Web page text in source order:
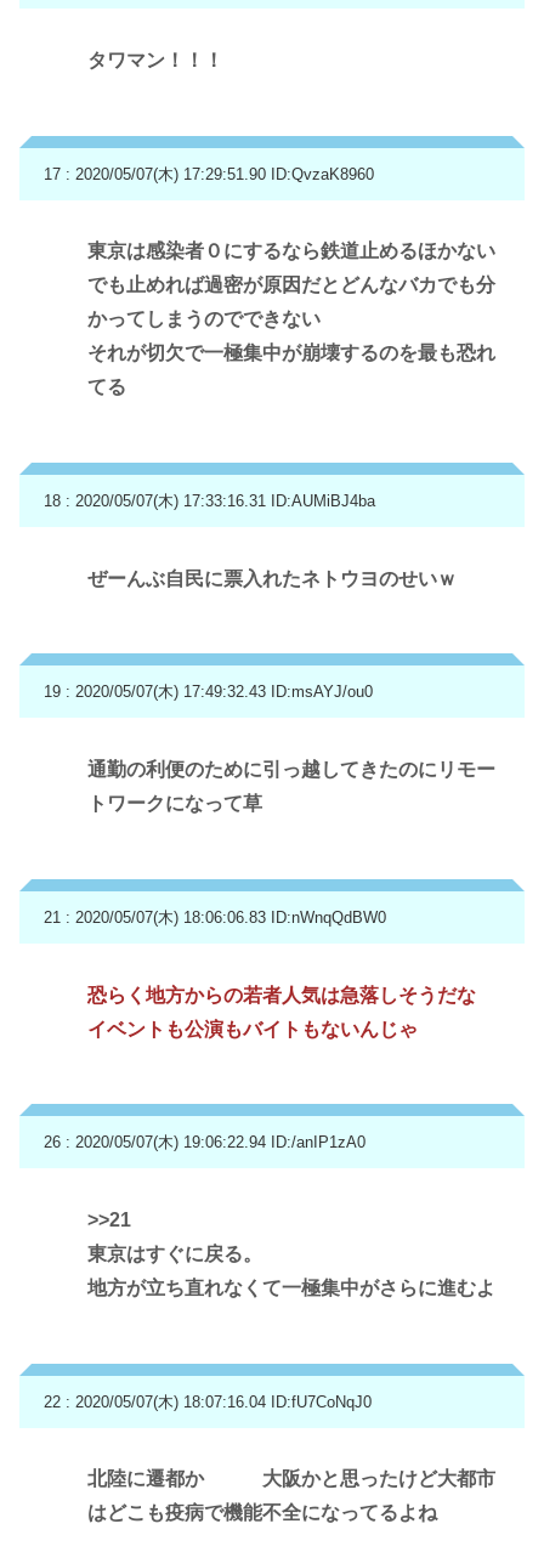
タワマン！！！
17 : 2020/05/07(木) 17:29:51.90 ID:QvzaK8960
東京は感染者０にするなら鉄道止めるほかない
でも止めれば過密が原因だとどんなバカでも分
かってしまうのでできない
それが切欠で一極集中が崩壊するのを最も恐れ
てる
18 : 2020/05/07(木) 17:33:16.31 ID:AUMiBJ4ba
ぜーんぶ自民に票入れたネトウヨのせいｗ
19 : 2020/05/07(木) 17:49:32.43 ID:msAYJ/ou0
通勤の利便のために引っ越してきたのにリモー
トワークになって草
21 : 2020/05/07(木) 18:06:06.83 ID:nWnqQdBW0
恐らく地方からの若者人気は急落しそうだな
イベントも公演もバイトもないんじゃ
26 : 2020/05/07(木) 19:06:22.94 ID:/anIP1zA0
>>21
東京はすぐに戻る。
地方が立ち直れなくて一極集中がさらに進むよ
22 : 2020/05/07(木) 18:07:16.04 ID:fU7CoNqJ0
北陸に遷都か 大阪かと思ったけど大都市
はどこも疫病で機能不全になってるよね